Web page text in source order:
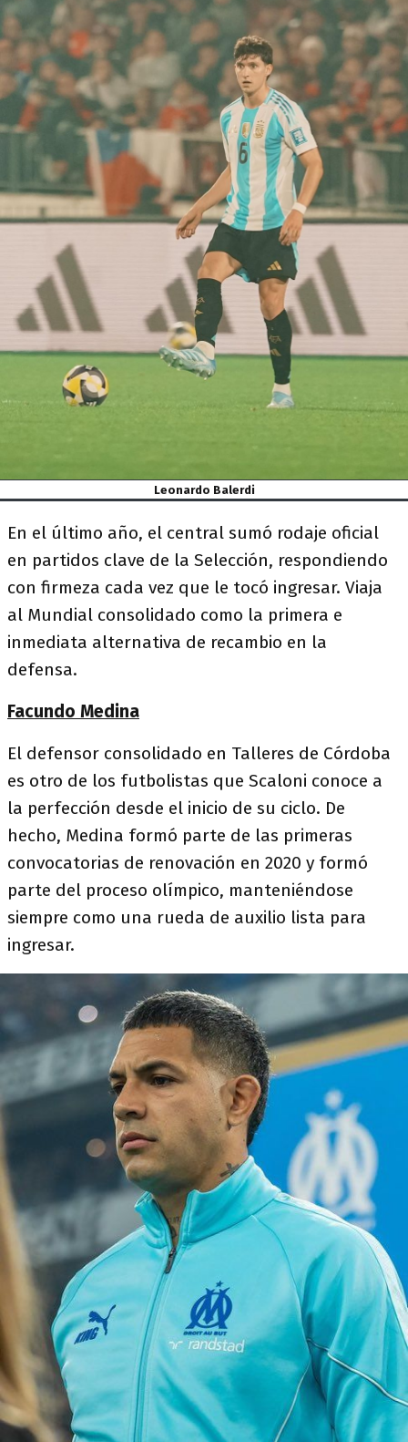
Leonardo Balerdi
En el último año, el central sumó rodaje oficial
en partidos clave de la Selección, respondiendo
con firmeza cada vez que le tocó ingresar. Viaja
al Mundial consolidado como la primera e
inmediata alternativa de recambio en la
defensa.
Facundo Medina
El defensor consolidado en Talleres de Córdoba
es otro de los futbolistas que Scaloni conoce a
la perfección desde el inicio de su ciclo. De
hecho, Medina formó parte de las primeras
convocatorias de renovación en 2020 y formó
parte del proceso olímpico, manteniéndose
siempre como una rueda de auxilio lista para
ingresar.